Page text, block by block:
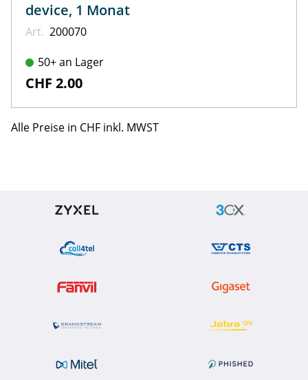
device, 1 Monat
Art. 200070
50+ an Lager
CHF 2.00
Alle Preise in CHF inkl. MWST